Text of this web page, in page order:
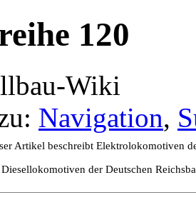
120
Wiki
Navigation,
Artikel beschreibt Elektrolokomotiven
der Deutschen